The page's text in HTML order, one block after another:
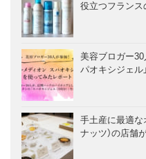
役立つフラン
美容ブロガー
パオキシジェル
手土産に最適な
ナッツ）の店舗